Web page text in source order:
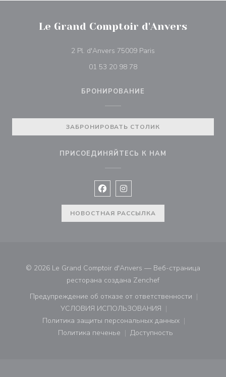
Le Grand Comptoir d'Anvers
2 Pl. d'Anvers 75009 Paris
01 53 20 98 78
БРОНИРОВАНИЕ
ЗАБРОНИРОВАТЬ СТОЛИК
ПРИСОЕДИНЯЙТЕСЬ К НАМ
Facebook ((открывается в новом
Instagram ((открывается в
НОВОСТНАЯ РАССЫЛКА
© 2026 Le Grand Comptoir d'Anvers — Веб-страница
ресторана создана Zenchef((открывается в
Предупреждение об отказе от ответственности
((открывается в новом окне))
УСЛОВИЯ ИСПОЛЬЗОВАНИЯ
((открывается в новом окне))
Политика защиты персональных данных
((открывается в новом окне))
Политика печенье
((открывается в новом окне))
Доступность
((открывается в